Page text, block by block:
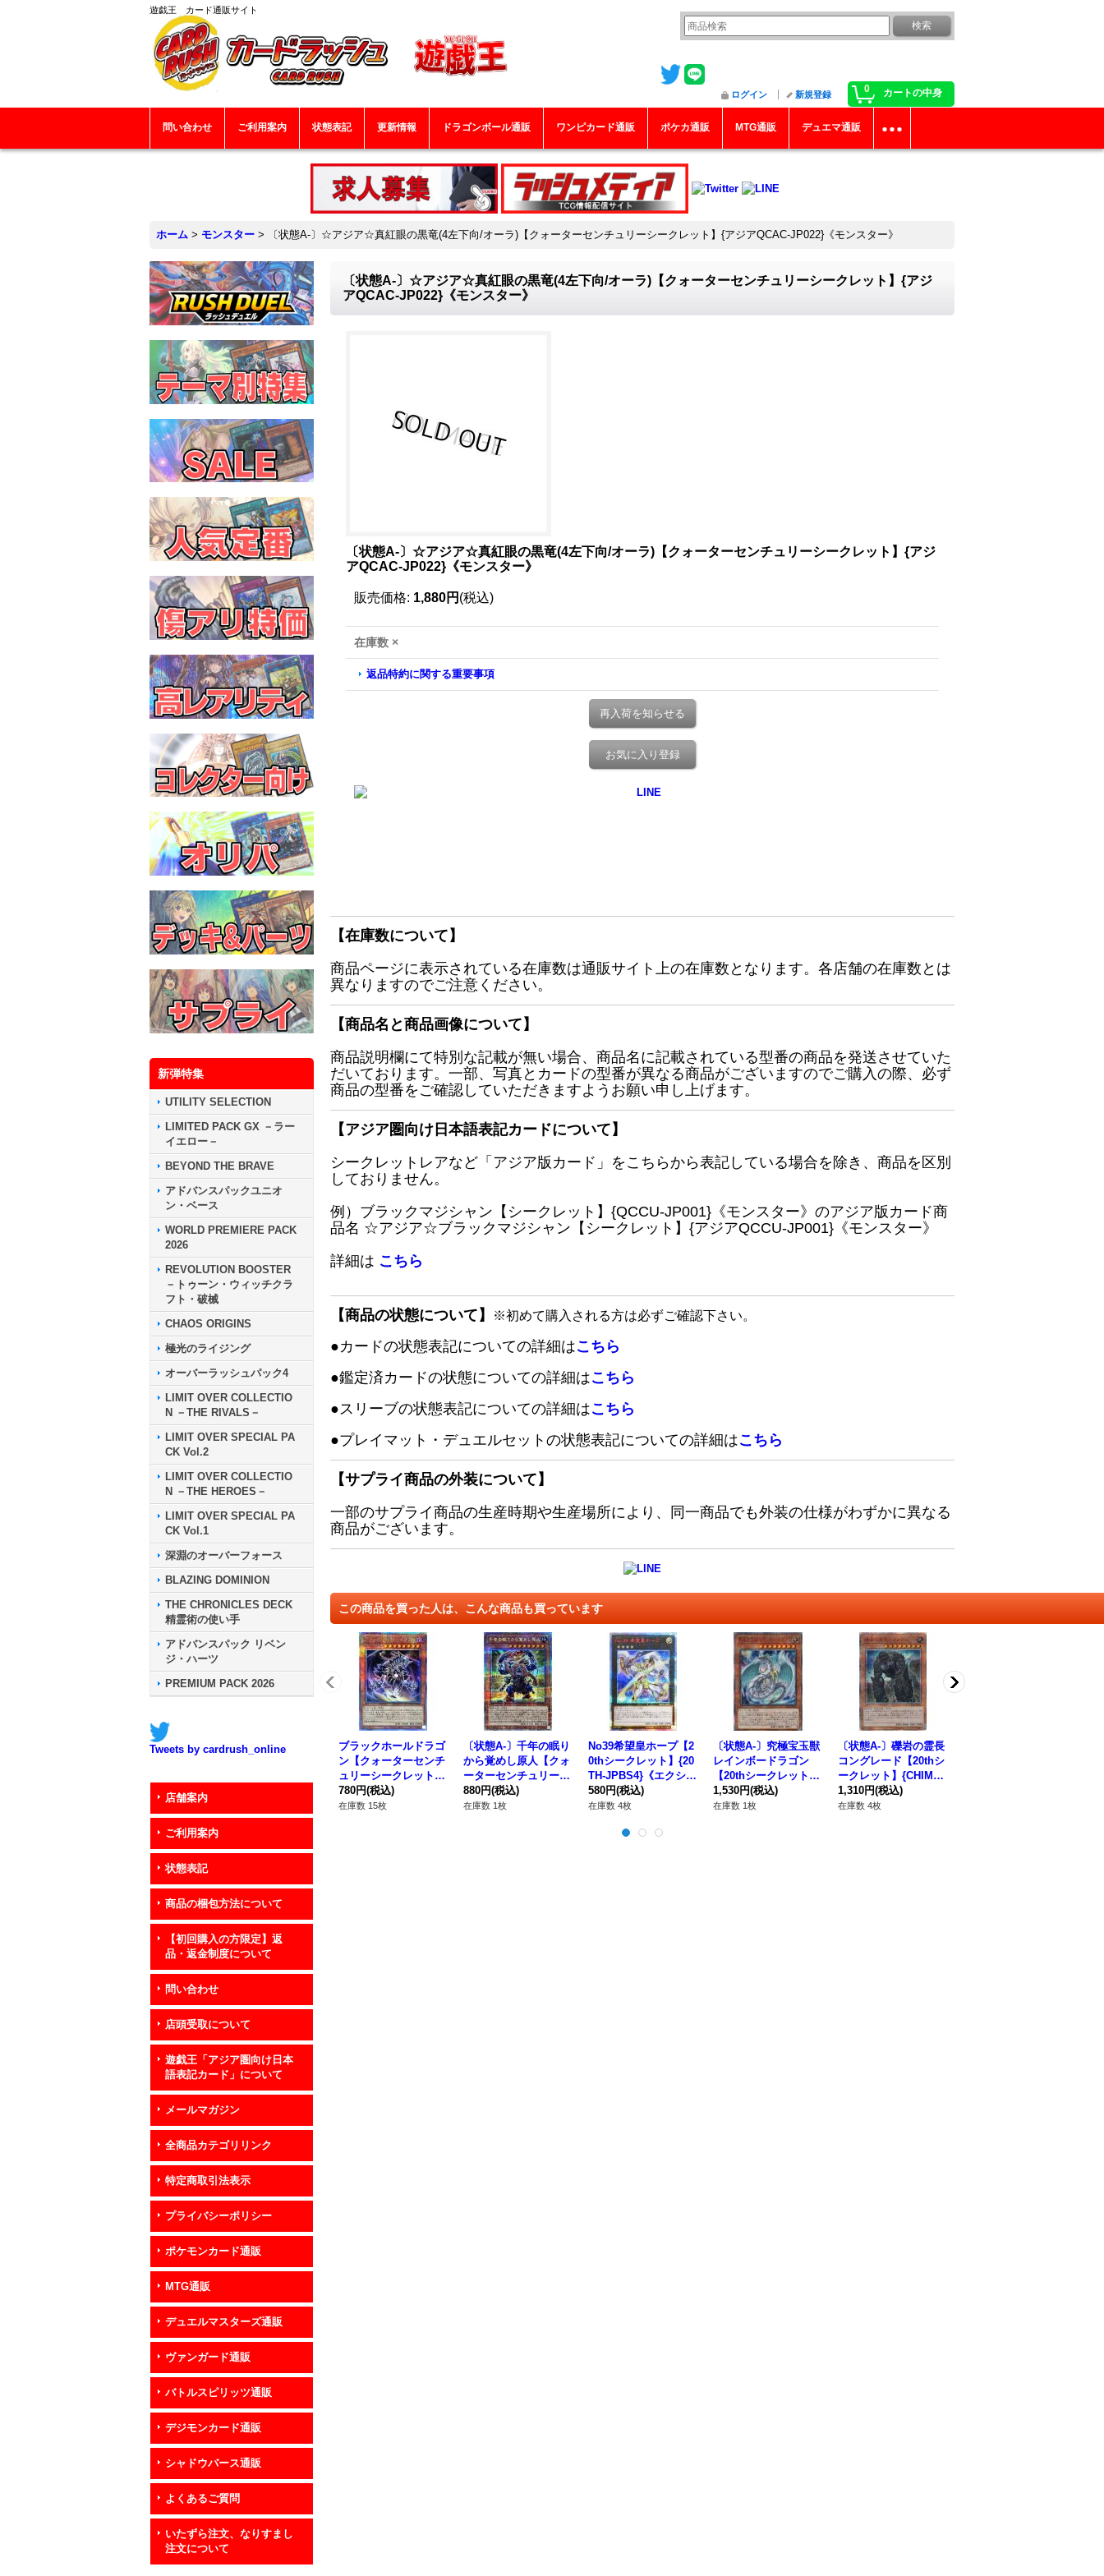
遊戯王 カード通販サイト
0 カートの中身
ログイン 新規登録
問い合わせ ご利用案内 状態表記 更新情報 ドラゴンボール通販 ワンピカード通販 ポケカ通販 MTG通販 デュエマ通販
ホーム > モンスター > 〔状態A-〕☆アジア☆真紅眼の黒竜(4左下向/オーラ)【クォーターセンチュリーシークレット】{アジアQCAC-JP022}《モンスター》
新弾特集
UTILITY SELECTION
LIMITED PACK GX －ラー
イエロー－
BEYOND THE BRAVE
アドバンスパックユニオ
ン・ベース
WORLD PREMIERE PACK
2026
REVOLUTION BOOSTER
－トゥーン・ウィッチクラ
フト・破械
CHAOS ORIGINS
極光のライジング
オーバーラッシュパック4
LIMIT OVER COLLECTIO
N －THE RIVALS－
LIMIT OVER SPECIAL PA
CK Vol.2
LIMIT OVER COLLECTIO
N －THE HEROES－
LIMIT OVER SPECIAL PA
CK Vol.1
深淵のオーバーフォース
BLAZING DOMINION
THE CHRONICLES DECK
精霊術の使い手
アドバンスパック リベン
ジ・ハーツ
PREMIUM PACK 2026
Tweets by cardrush_online
店舗案内
ご利用案内
状態表記
商品の梱包方法について
【初回購入の方限定】返
品・返金制度について
問い合わせ
店頭受取について
遊戯王「アジア圏向け日本
語表記カード」について
メールマガジン
全商品カテゴリリンク
特定商取引法表示
プライバシーポリシー
ポケモンカード通販
MTG通販
デュエルマスターズ通販
ヴァンガード通販
バトルスピリッツ通販
デジモンカード通販
シャドウバース通販
よくあるご質問
いたずら注文、なりすまし
注文について
〔状態A-〕☆アジア☆真紅眼の黒竜(4左下向/オーラ)【クォーターセンチュリーシークレット】{アジ
アQCAC-JP022}《モンスター》
〔状態A-〕☆アジア☆真紅眼の黒竜(4左下向/オーラ)【クォーターセンチュリーシークレット】{アジ
アQCAC-JP022}《モンスター》
販売価格: 1,880円 (税込)
在庫数 ×
返品特約に関する重要事項
再入荷を知らせる
お気に入り登録
【在庫数について】
商品ページに表示されている在庫数は通販サイト上の在庫数となります。各店舗の在庫数とは
異なりますのでご注意ください。
【商品名と商品画像について】
商品説明欄にて特別な記載が無い場合、商品名に記載されている型番の商品を発送させていた
だいております。一部、写真とカードの型番が異なる商品がございますのでご購入の際、必ず
商品の型番をご確認していただきますようお願い申し上げます。
【アジア圏向け日本語表記カードについて】
シークレットレアなど「アジア版カード」をこちらから表記している場合を除き、商品を区別
しておりません。
例）ブラックマジシャン【シークレット】{QCCU-JP001}《モンスター》のアジア版カード商
品名 ☆アジア☆ブラックマジシャン【シークレット】{アジアQCCU-JP001}《モンスター》
詳細は こちら
【商品の状態について】 ※初めて購入される方は必ずご確認下さい。
●カードの状態表記についての詳細はこちら
●鑑定済カードの状態についての詳細はこちら
●スリーブの状態表記についての詳細はこちら
●プレイマット・デュエルセットの状態表記についての詳細はこちら
【サプライ商品の外装について】
一部のサプライ商品の生産時期や生産場所により、同一商品でも外装の仕様がわずかに異なる
商品がございます。
この商品を買った人は、こんな商品も買っています
ブラックホールドラゴ
ン【クォーターセンチ
ュリーシークレット】
{AGOV-JP020}《モン
スター》
780円(税込)
在庫数 15枚
〔状態A-〕千年の眠り
から覚めし原人【クォ
ーターセンチュリーシ
ークレット】{INFO-J
P001}《モンスター》
880円(税込)
在庫数 1枚
No39希望皇ホープ【2
0thシークレット】{20
TH-JPBS4}《エクシー
ズ》
580円(税込)
在庫数 4枚
〔状態A-〕究極宝玉獣
レインボードラゴン
【20thシークレット】
{LGB1-JP013}《モン
スター》
1,530円(税込)
在庫数 1枚
〔状態A-〕礫岩の霊長
コングレード【20thシ
ークレット】{CHIM-J
P024}《モンスター》
1,310円(税込)
在庫数 4枚